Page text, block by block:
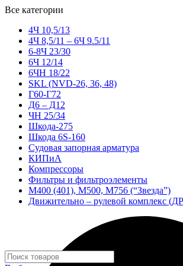
Все категории
4Ч 10,5/13
4Ч 8,5/11 – 6Ч 9.5/11
6-8Ч 23/30
6Ч 12/14
6ЧН 18/22
SKL (NVD-26, 36, 48)
Г60-Г72
Д6 – Д12
ЧН 25/34
Шкода-275
Шкода 6S-160
Судовая запорная арматура
КИПиА
Компрессоры
Фильтры и фильтроэлементы
М400 (401), М500, М756 (“Звезда”)
Движительно – рулевой комплекс